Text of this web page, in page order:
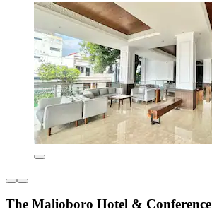
The Malioboro Hotel &